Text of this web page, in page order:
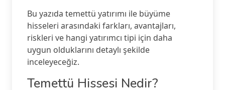
Bu yazıda temettü yatırımı ile büyüme
hisseleri arasındaki farkları, avantajları,
riskleri ve hangi yatırımcı tipi için daha
uygun olduklarını detaylı şekilde
inceleyeceğiz.
Temettü Hissesi Nedir?